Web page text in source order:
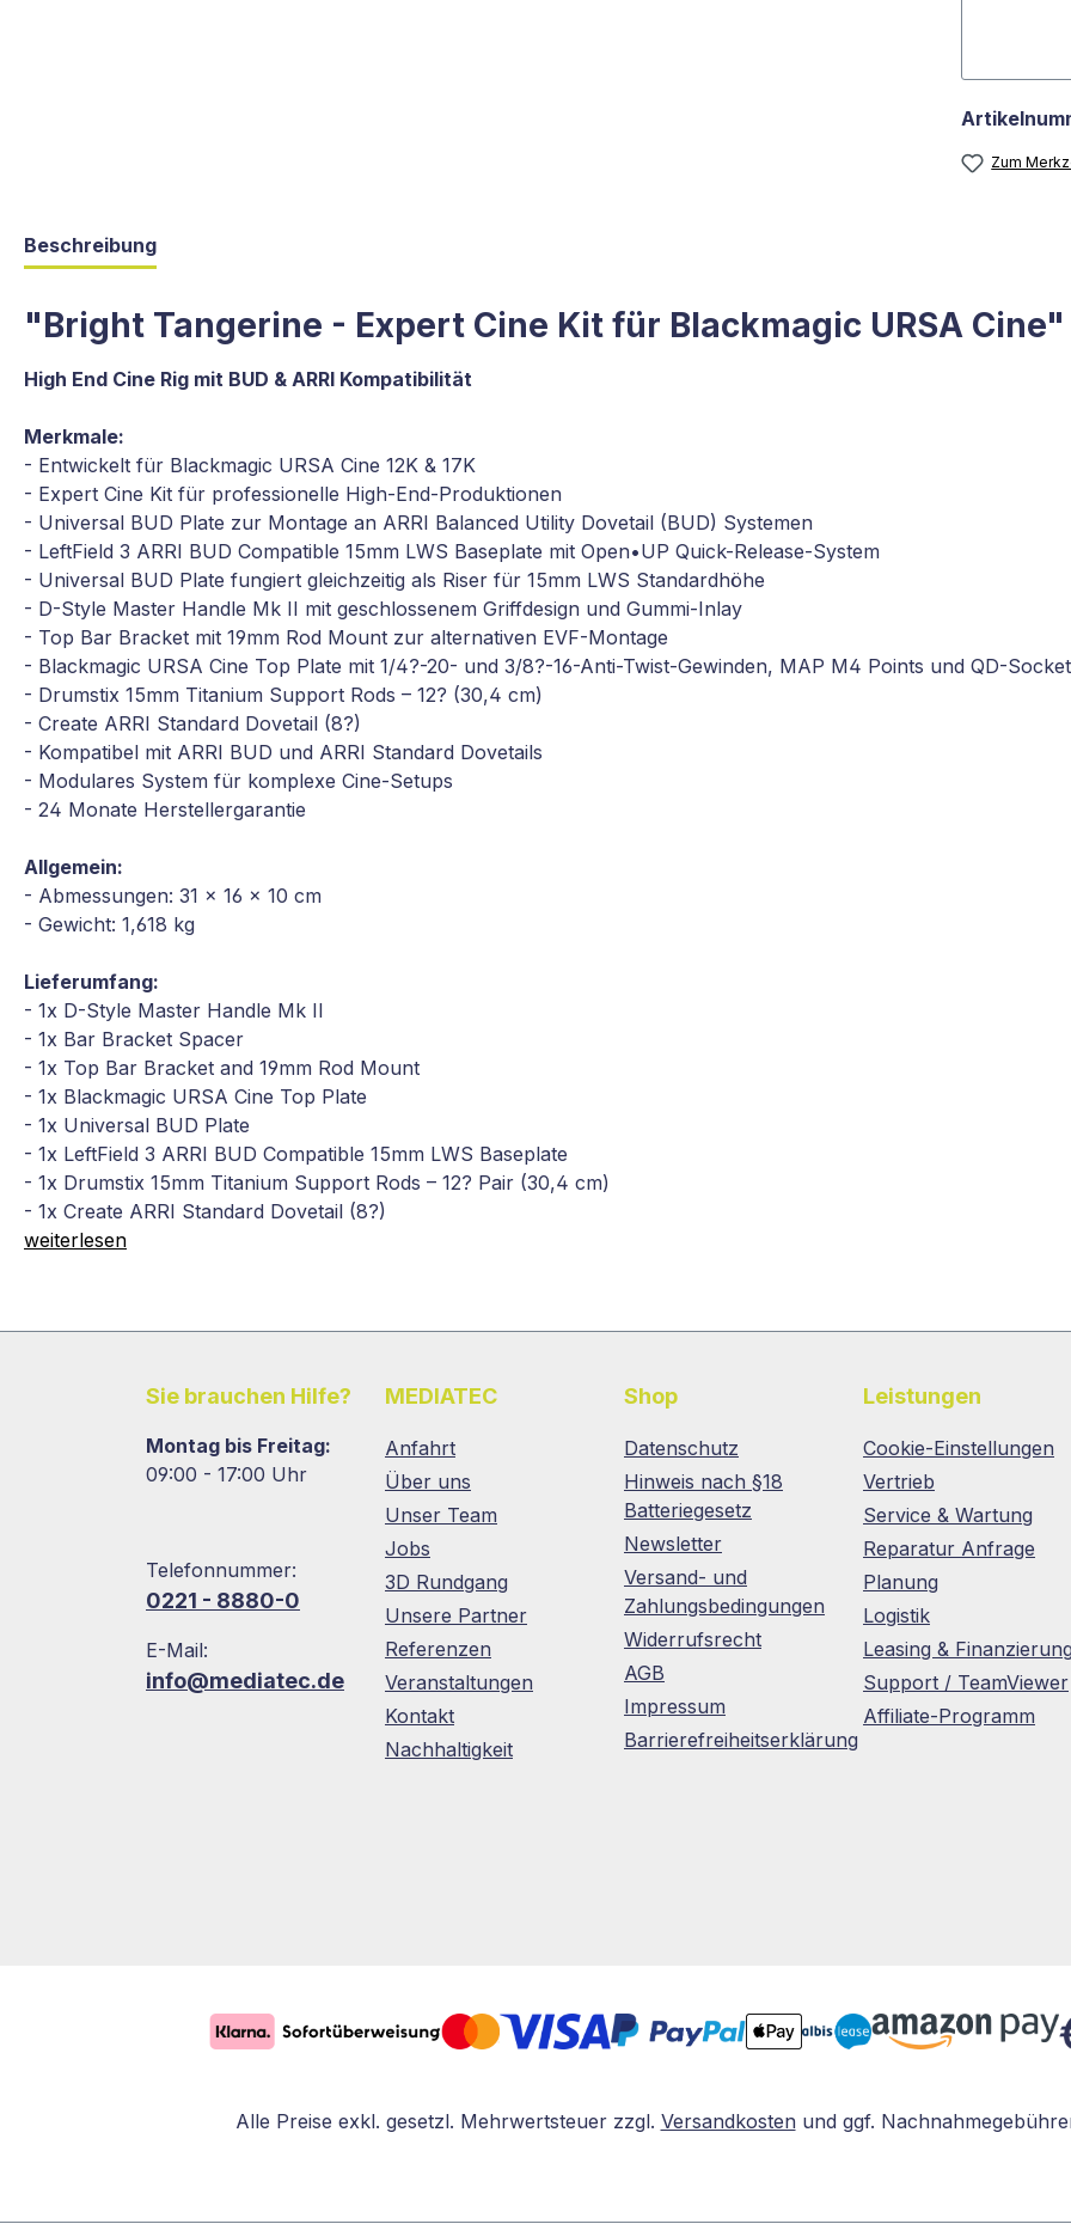
Zum
Beschreibung
"Bright Tangerine - Expert Cine Kit für Blackmagic URSA Cine"
High End Cine Rig mit BUD & ARRI Kompatibilität
Merkmale:
- Entwickelt für Blackmagic URSA Cine 12K & 17K
- Expert Cine Kit für professionelle High-End-Produktionen
- Universal BUD Plate zur Montage an ARRI Balanced Utility Dovetail (BUD) Systemen
- LeftField 3 ARRI BUD Compatible 15mm LWS Baseplate mit Open•UP Quick-Release-System
- Universal BUD Plate fungiert gleichzeitig als Riser für 15mm LWS Standardhöhe
- D-Style Master Handle Mk II mit geschlossenem Griffdesign und Gummi-Inlay
- Top Bar Bracket mit 19mm Rod Mount zur alternativen EVF-Montage
- Blackmagic URSA Cine Top Plate mit 1/4?-20- und 3/8?-16-Anti-Twist-Gewinden, MAP M4 Points und QD-
- Drumstix 15mm Titanium Support Rods – 12? (30,4 cm)
- Create ARRI Standard Dovetail (8?)
- Kompatibel mit ARRI BUD und ARRI Standard Dovetails
- Modulares System für komplexe Cine-Setups
- 24 Monate Herstellergarantie
Allgemein:
- Abmessungen: 31 × 16 × 10 cm
- Gewicht: 1,618 kg
Lieferumfang:
- 1x D-Style Master Handle Mk II
- 1x Bar Bracket Spacer
- 1x Top Bar Bracket and 19mm Rod Mount
- 1x Blackmagic URSA Cine Top Plate
- 1x Universal BUD Plate
- 1x LeftField 3 ARRI BUD Compatible 15mm LWS Baseplate
- 1x Drumstix 15mm Titanium Support Rods – 12? Pair (30,4 cm)
- 1x Create ARRI Standard Dovetail (8?)
weiterlesen
Sie brauchen Hilfe?
Montag bis Freitag:
09:00 - 17:00 Uhr
Telefonnummer:
0221 - 8880-0
E-Mail:
info@mediatec.de
MEDIATEC
Anfahrt
Über uns
Unser Team
Jobs
3D Rundgang
Unsere Partner
Referenzen
Veranstaltungen
Kontakt
Nachhaltigkeit
Shop
Datenschutz
Hinweis nach §18
Batteriegesetz
Newsletter
Versand- und
Zahlungsbedingungen
Widerrufsrecht
AGB
Impressum
Barrierefreiheitserklärung
Leistungen
Cookie-Einstellungen
Vertrieb
Service & Wartung
Reparatur Anfrage
Planung
Logistik
Leasing &
Support / TeamViewer
Affiliate-Programm
Alle Preise exkl. gesetzl. Mehrwertsteuer zzgl. Versandkosten und ggf.